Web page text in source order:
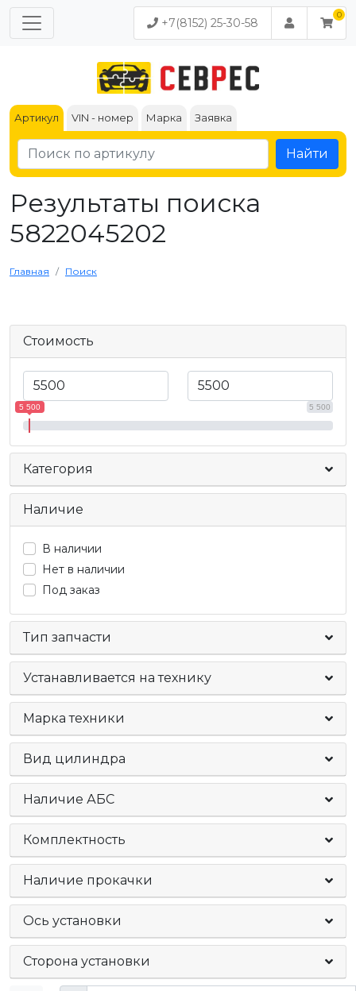
+7(8152) 25-30-58
Артикул VIN - номер Марка Заявка
Найти
Результаты поиска
5822045202
Главная Поиск
Стоимость
5 500
5 500
Наличие
В наличии
Нет в наличии
Под заказ
Тип запчасти
Устанавливается на технику
Марка техники
Вид цилиндра
Наличие АБС
Комплектность
Наличие прокачки
Ось установки
Сторона установки
Категория